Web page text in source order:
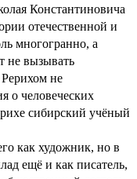
Константиновича
отечественной и
многогранно, а
не вызывать
не
о человеческих
сибирский учёный
как художник, но в
ещё и как писатель,